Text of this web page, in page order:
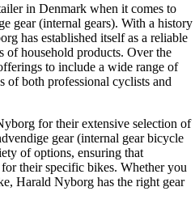
in Denmark when it comes to
gear (internal gears). With a history
has established itself as a reliable
of household products. Over the
to include a wide range of
of both professional cyclists and
for their extensive selection of
gear (internal gear bicycle
of options, ensuring that
their specific bikes. Whether you
Harald Nyborg has the right gear